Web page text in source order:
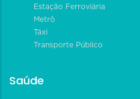
Estação Ferroviária
Metrô
Táxi
Transporte Público
Saúde